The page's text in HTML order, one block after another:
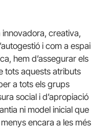
creativa,
i com a espai
hem d’assegurar els
tots aquests atributs
a tots els grups
social i d’apropiació
ni model inicial que
encara a les més